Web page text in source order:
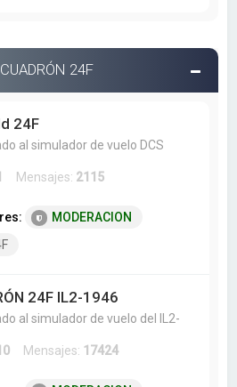
24F
24F
al simulador de vuelo DCS
Mensajes: 2115
MODERACION
24F IL2-1946
al simulador de vuelo del IL2-
Mensajes: 17424